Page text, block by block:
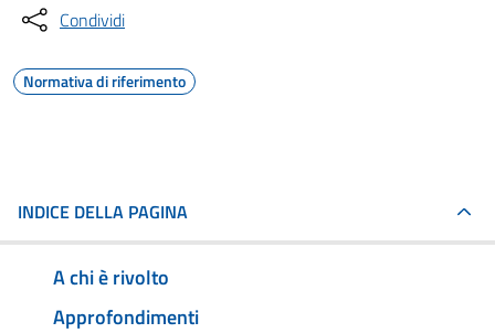
Condividi
Normativa di riferimento
INDICE DELLA PAGINA
A chi è rivolto
Approfondimenti